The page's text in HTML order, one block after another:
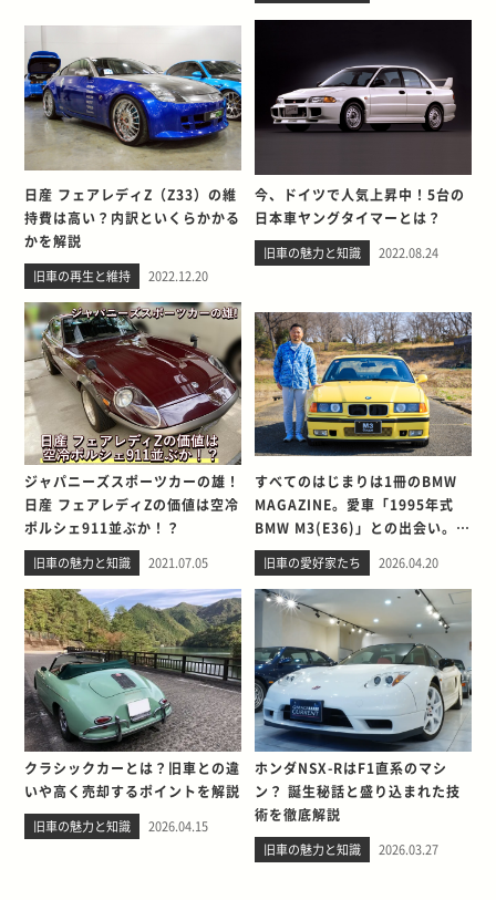
日産 フェアレディZ（Z33）の維
持費は高い？内訳といくらかかる
かを解説
旧車の再生と維持 2022.12.20
今、ドイツで人気上昇中！5台の
日本車ヤングタイマーとは？
旧車の魅力と知識 2022.08.24
ジャパニーズスポーツカーの雄！
日産 フェアレディZの価値は空冷
ポルシェ911並ぶか！？
旧車の魅力と知識 2021.07.05
すべてのはじまりは1冊のBMW
MAGAZINE。愛車「1995年式
BMW M3(E36)」との出会い。そ
して別れを考える
旧車の愛好家たち 2026.04.20
クラシックカーとは？旧車との違
いや高く売却するポイントを解説
旧車の魅力と知識 2026.04.15
ホンダNSX-RはF1直系のマシ
ン？ 誕生秘話と盛り込まれた技
術を徹底解説
旧車の魅力と知識 2026.03.27